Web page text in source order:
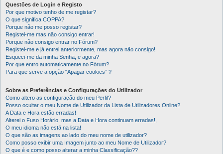
Questões de Login e Registo
Por que motivo tenho de me registar?
O que significa COPPA?
Porque não me posso registar?
Registei-me mas não consigo entrar!
Porque não consigo entrar no Fórum?
Registei-me e já entrei anteriormente, mas agora não consigo!
Esqueci-me da minha Senha, e agora?
Por que entro automaticamente no Fórum?
Para que serve a opção “Apagar cookies” ?
Sobre as Preferências e Configurações do Utilizador
Como altero as configuração do meu Perfil?
Posso ocultar o meu Nome de Utilizador da Lista de Utilizadores Online?
A Data e Hora estão erradas!
Alterei o Fuso Horário, mas a Data e Hora continuam erradas!,
O meu idioma não está na lista!
O que são as imagens ao lado do meu nome de utilizador?
Como posso exibir uma Imagem junto ao meu Nome de Utilizador?
O que é e como posso alterar a minha Classificação??